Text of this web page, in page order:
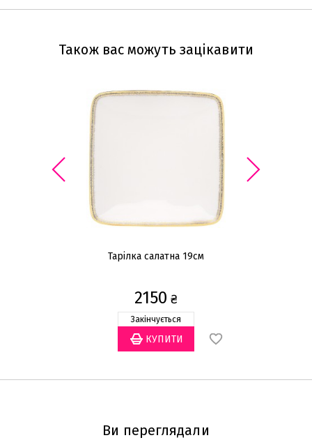
Також вас можуть зацікавити
Тарілка салатна 19см
2150 ₴
Закінчується
Ви переглядали